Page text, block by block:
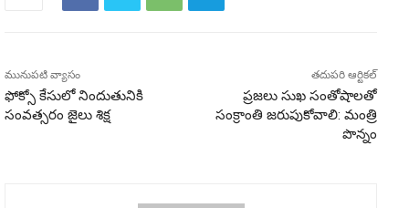
మునుపటి వ్యాసం
ఫోక్సో కేసులో నిందుతునికి
సంవత్సరం జైలు శిక్ష
తదుపరి ఆర్టికల్
ప్రజలు సుఖ సంతోషాలతో
సంక్రాంతి జరుపుకోవాలి: మంత్రి
పొన్నం